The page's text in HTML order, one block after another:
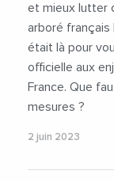
et mieux lutter
arboré français
était là pour
officielle aux
France. Que
mesures ?
2 juin 2023